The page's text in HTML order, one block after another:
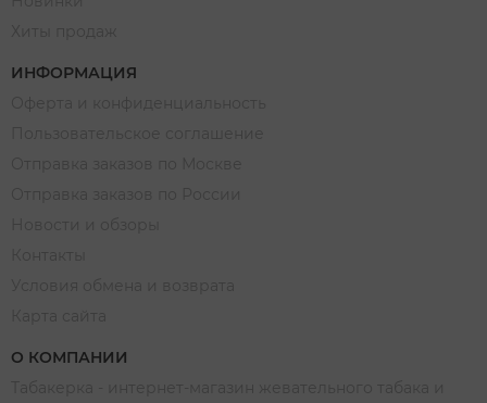
ИНФОРМАЦИЯ
О КОМПАНИИ